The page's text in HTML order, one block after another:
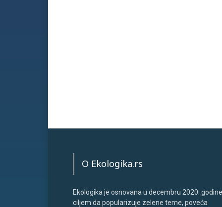
O Ekologika.rs
Ekologika je osnovana u decembru 2020.
ciljem da popularizuje zelene teme, poveća